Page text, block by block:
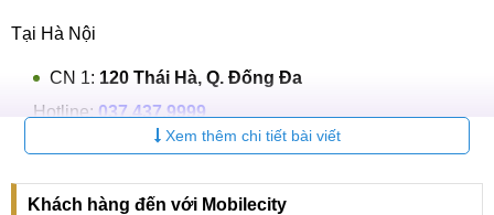
Tại Hà Nội
CN 1: 120 Thái Hà, Q. Đống Đa
Hotline: 037.437.9999
CN 2:398 Cầu Giấy, Q. Cầu Giấy
Hotline:096.2222.398
Xem thêm chi tiết bài viết
Khách hàng đến với Mobilecity